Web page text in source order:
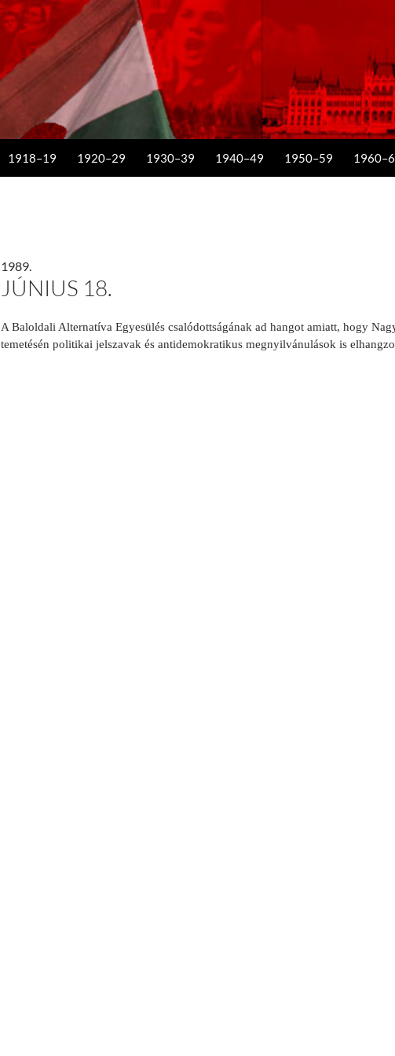
1918–19 1920–29 1930–39 1940–49 1950–59
1989.
JÚNIUS 18.
A Baloldali Alternatíva Egyesülés csalódottságának ad hangot amiatt, hogy
temetésén politikai jelszavak és antidemokratikus megnyilvánulások is